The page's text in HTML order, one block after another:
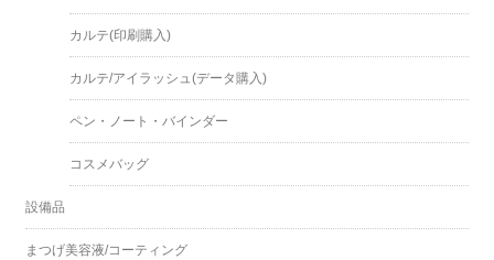
カルテ(印刷購入)
カルテ/アイラッシュ(データ購入)
ペン・ノート・バインダー
コスメバッグ
設備品
まつげ美容液/コーティング